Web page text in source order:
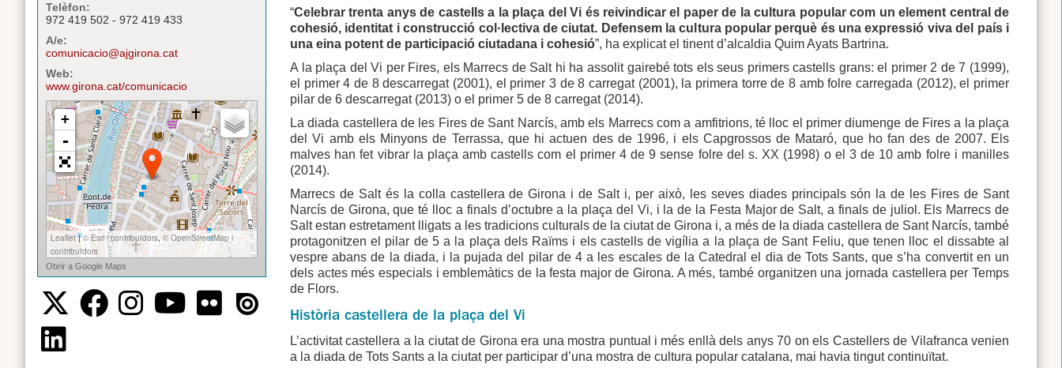
Telèfon:
972 419 502 - 972 419 433
A/e:
comunicacio@ajgirona.cat
Web:
www.girona.cat/comunicacio
“Celebrar trenta anys de castells a la plaça del Vi és reivindicar el paper de la cultura popular com un element central de
cohesió, identitat i construcció col·lectiva de ciutat. Defensem la cultura popular perquè és una expressió viva del país i
una eina potent de participació ciutadana i cohesió”, ha explicat el tinent d’alcaldia Quim Ayats Bartrina.
A la plaça del Vi per Fires, els Marrecs de Salt hi ha assolit gairebé tots els seus primers castells grans: el primer 2 de 7 (1999),
el primer 4 de 8 descarregat (2001), el primer 3 de 8 carregat (2001), la primera torre de 8 amb folre carregada (2012), el primer
pilar de 6 descarregat (2013) o el primer 5 de 8 carregat (2014).
La diada castellera de les Fires de Sant Narcís, amb els Marrecs com a amfitrions, té lloc el primer diumenge de Fires a la plaça
del Vi amb els Minyons de Terrassa, que hi actuen des de 1996, i els Capgrossos de Mataró, que ho fan des de 2007. Els
malves han fet vibrar la plaça amb castells com el primer 4 de 9 sense folre del s. XX (1998) o el 3 de 10 amb folre i manilles
(2014).
Marrecs de Salt és la colla castellera de Girona i de Salt i, per això, les seves diades principals són la de les Fires de Sant
Narcís de Girona, que té lloc a finals d’octubre a la plaça del Vi, i la de la Festa Major de Salt, a finals de juliol. Els Marrecs de
Salt estan estretament lligats a les tradicions culturals de la ciutat de Girona i, a més de la diada castellera de Sant Narcís, també
protagonitzen el pilar de 5 a la plaça dels Raïms i els castells de vigília a la plaça de Sant Feliu, que tenen lloc el dissabte al
vespre abans de la diada, i la pujada del pilar de 4 a les escales de la Catedral el dia de Tots Sants, que s’ha convertit en un
dels actes més especials i emblemàtics de la festa major de Girona. A més, també organitzen una jornada castellera per Temps
de Flors.
Història castellera de la plaça del Vi
L’activitat castellera a la ciutat de Girona era una mostra puntual i més enllà dels anys 70 on els Castellers de Vilafranca venien
a la diada de Tots Sants a la ciutat per participar d’una mostra de cultura popular catalana, mai havia tingut continuïtat.